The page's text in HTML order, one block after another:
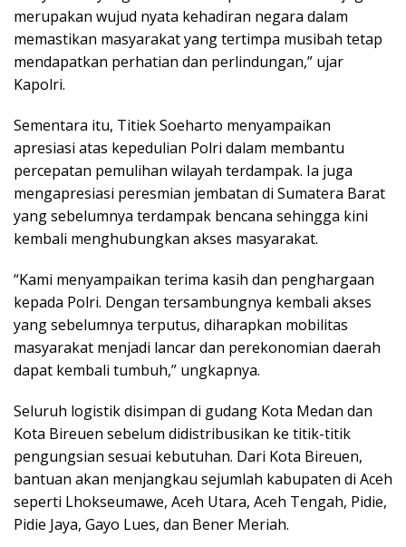
merupakan wujud nyata kehadiran negara dalam
memastikan masyarakat yang tertimpa musibah tetap
mendapatkan perhatian dan perlindungan,” ujar
Kapolri.
Sementara itu, Titiek Soeharto menyampaikan
apresiasi atas kepedulian Polri dalam membantu
percepatan pemulihan wilayah terdampak. Ia juga
mengapresiasi peresmian jembatan di Sumatera Barat
yang sebelumnya terdampak bencana sehingga kini
kembali menghubungkan akses masyarakat.
“Kami menyampaikan terima kasih dan penghargaan
kepada Polri. Dengan tersambungnya kembali akses
yang sebelumnya terputus, diharapkan mobilitas
masyarakat menjadi lancar dan perekonomian daerah
dapat kembali tumbuh,” ungkapnya.
Seluruh logistik disimpan di gudang Kota Medan dan
Kota Bireuen sebelum didistribusikan ke titik-titik
pengungsian sesuai kebutuhan. Dari Kota Bireuen,
bantuan akan menjangkau sejumlah kabupaten di Aceh
seperti Lhokseumawe, Aceh Utara, Aceh Tengah, Pidie,
Pidie Jaya, Gayo Lues, dan Bener Meriah.